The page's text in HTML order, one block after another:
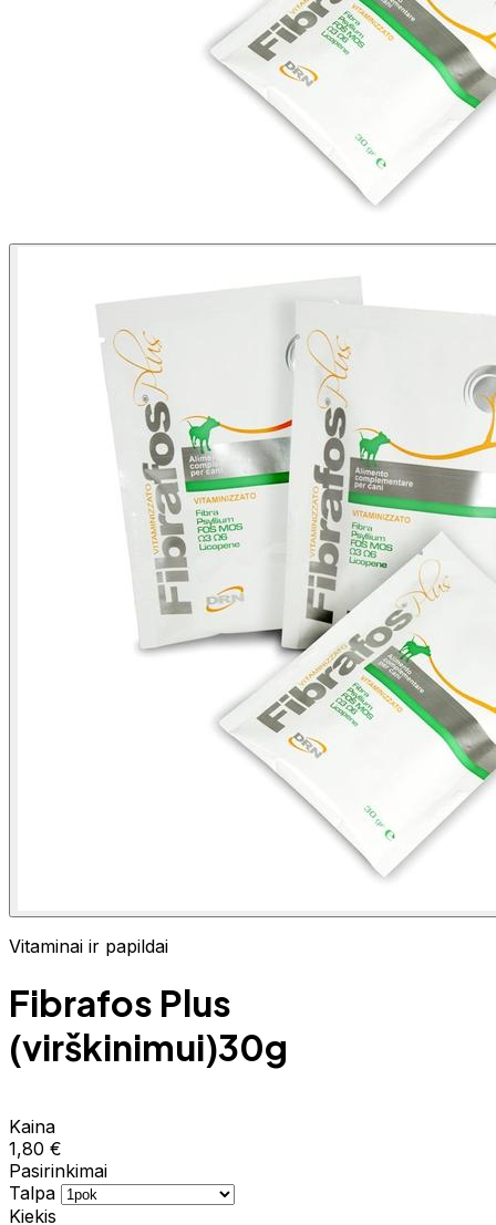
Vitaminai ir papildai
Fibrafos Plus
(virškinimui)30g
Kaina
1,80 €
Pasirinkimai
Talpa
Kiekis